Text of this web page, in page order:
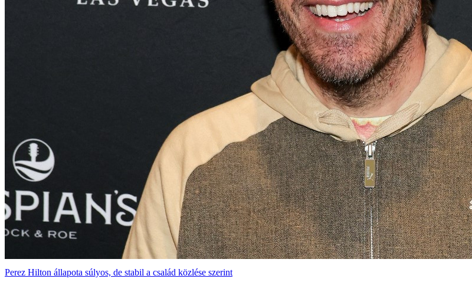
Perez Hilton állapota súlyos, de stabil a család közlése szerint